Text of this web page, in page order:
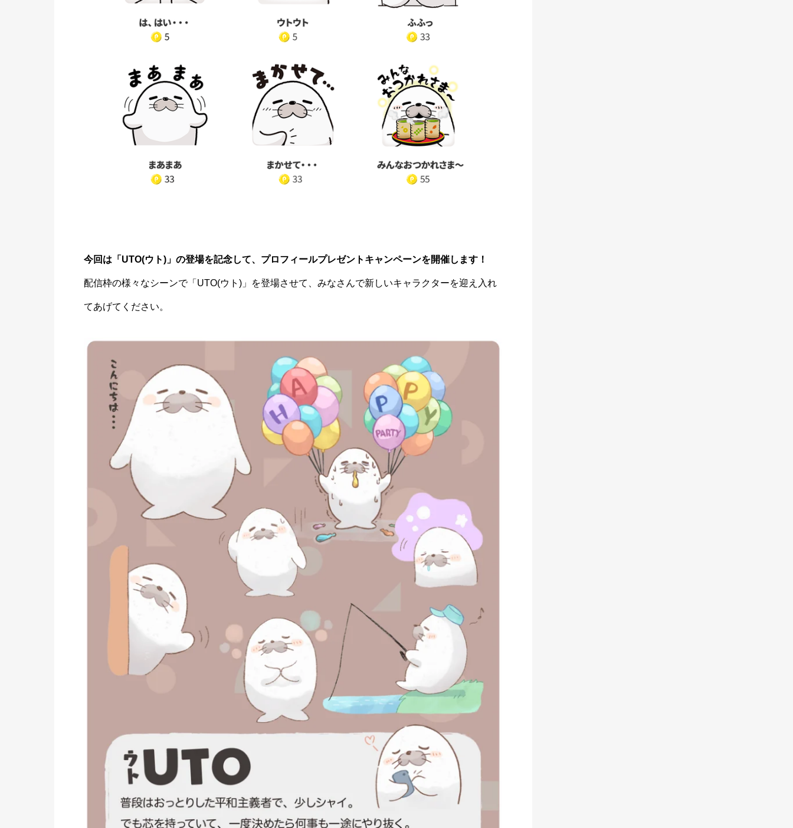
今回は「UTO(ウト)」の登場を記念して、プロフィールプレゼントキャンペーンを開催します！
配信枠の様々なシーンで「UTO(ウト)」を登場させて、みなさんで新しいキャラクターを迎え入れ
てあげてください。